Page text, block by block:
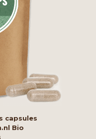
capsules
Bio